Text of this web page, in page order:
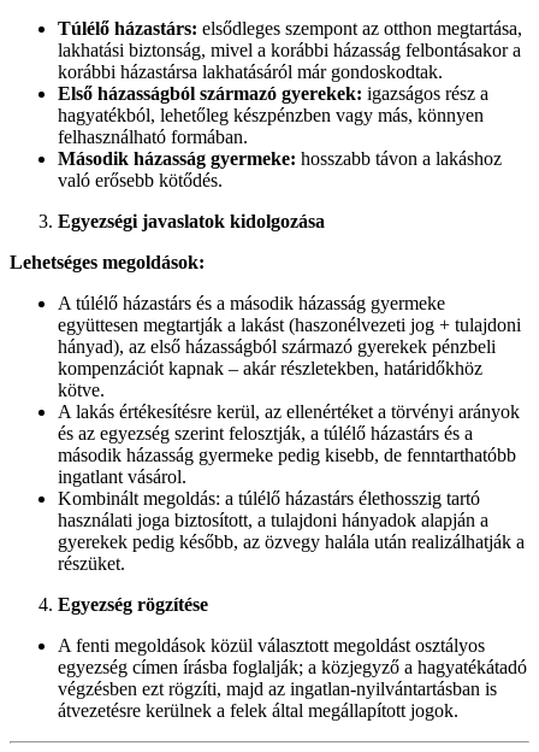
Túlélő házastárs: elsődleges szempont az otthon megtartása,
lakhatási biztonság, mivel a korábbi házasság felbontásakor a
korábbi házastársa lakhatásáról már gondoskodtak.
Első házasságból származó gyerekek: igazságos rész a
hagyatékból, lehetőleg készpénzben vagy más, könnyen
felhasználható formában.
Második házasság gyermeke: hosszabb távon a lakáshoz
való erősebb kötődés.
Egyezségi javaslatok kidolgozása
Lehetséges megoldások:
A túlélő házastárs és a második házasság gyermeke
együttesen megtartják a lakást (haszonélvezeti jog + tulajdoni
hányad), az első házasságból származó gyerekek pénzbeli
kompenzációt kapnak – akár részletekben, határidőkhöz
kötve.
A lakás értékesítésre kerül, az ellenértéket a törvényi arányok
és az egyezség szerint felosztják, a túlélő házastárs és a
második házasság gyermeke pedig kisebb, de fenntarthatóbb
ingatlant vásárol.
Kombinált megoldás: a túlélő házastárs élethosszig tartó
használati joga biztosított, a tulajdoni hányadok alapján a
gyerekek pedig később, az özvegy halála után realizálhatják a
részüket.
Egyezség rögzítése
A fenti megoldások közül választott megoldást osztályos
egyezség címen írásba foglalják; a közjegyző a hagyatékátadó
végzésben ezt rögzíti, majd az ingatlan-nyilvántartásban is
átvezetésre kerülnek a felek által megállapított jogok.​